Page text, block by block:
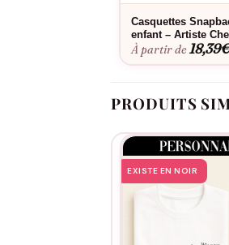
aux lavages
Casquettes
enfant – Artiste
À partir de18,39
PRODUITS
EXISTE EN NOIR